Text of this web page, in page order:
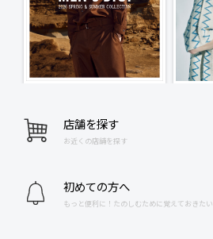
店舗を探す
お近くの店舗を探す
初めての方へ
もっと便利に！たのしむために覚えておきたい